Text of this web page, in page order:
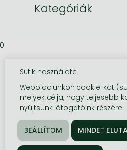
Kategóriák
0
Sütik használata
Weboldalunkon cookie-kat
melyek célja, hogy teljesebb
nyújtsunk látogatóink részére.